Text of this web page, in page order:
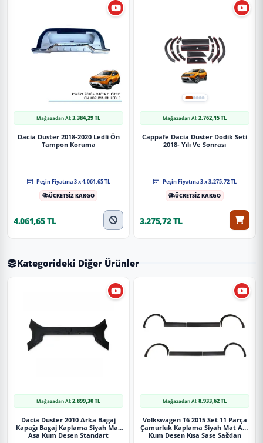
Mağazadan Al:3.384,29 TL
Dacia Duster 2018-2020 Ledli Ön
Tampon Koruma
Peşin Fiyatına 3 x 4.061,65 TL
ÜCRETSİZ KARGO
4.061,65 TL
Mağazadan Al:2.762,15 TL
Cappafe Dacia Duster Dodik Seti
2018- Yılı Ve Sonrası
Peşin Fiyatına 3 x 3.275,72 TL
ÜCRETSİZ KARGO
3.275,72 TL
Kategorideki Diğer Ürünler
Mağazadan Al:2.899,30 TL
Dacia Duster 2010 Arka Bagaj
Kapağı Bagaj Kaplama Siyah Mat
Asa Kum Desen Standart
Mağazadan Al:8.933,62 TL
Volkswagen T6 2015 Set 11 Parça
Çamurluk Kaplama Siyah Mat Asa
Kum Desen Kısa Şase Sağdan